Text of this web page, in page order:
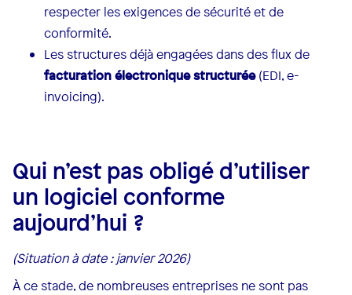
respecter les exigences de sécurité et de
conformité.
Les structures déjà engagées dans des flux de
facturation électronique structurée(EDI, e-
invoicing).
Qui n’est pas obligé d’utiliser
un logiciel conforme
aujourd’hui ?
(Situation à date : janvier 2026)
À ce stade, de nombreuses entreprises ne sont pas